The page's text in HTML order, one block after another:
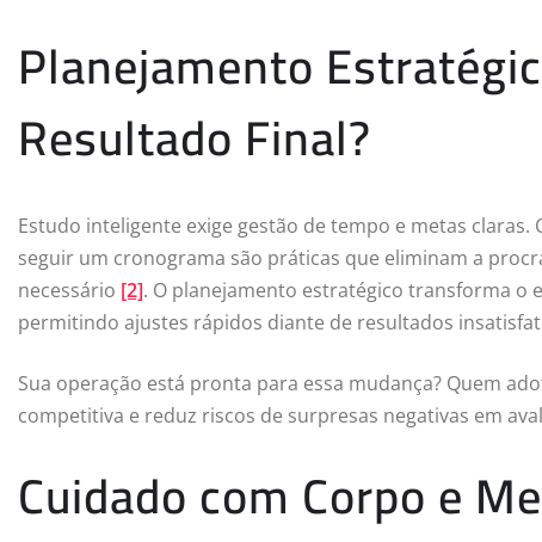
Planejamento
Resultado Final?
Estudo inteligente exige gestão de tempo e metas
seguir um cronograma são práticas que eliminam a
necessário [2]. O planejamento estratégico transforma o
permitindo ajustes rápidos diante de resultados
Sua operação está pronta para essa mudança? Quem
competitiva e reduz riscos de surpresas negativas em
Cuidado com Corpo e